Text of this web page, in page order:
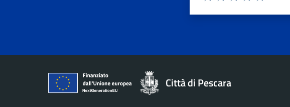
Città di Pescara